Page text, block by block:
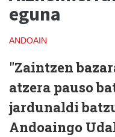
eguna
ANDOAIN
"Zaintzen
atzera pauso
jardunaldi
Andoaingo